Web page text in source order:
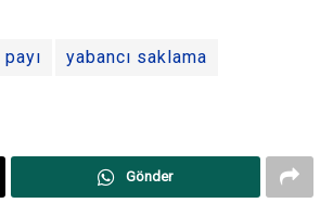
yabancı saklama
Gönder